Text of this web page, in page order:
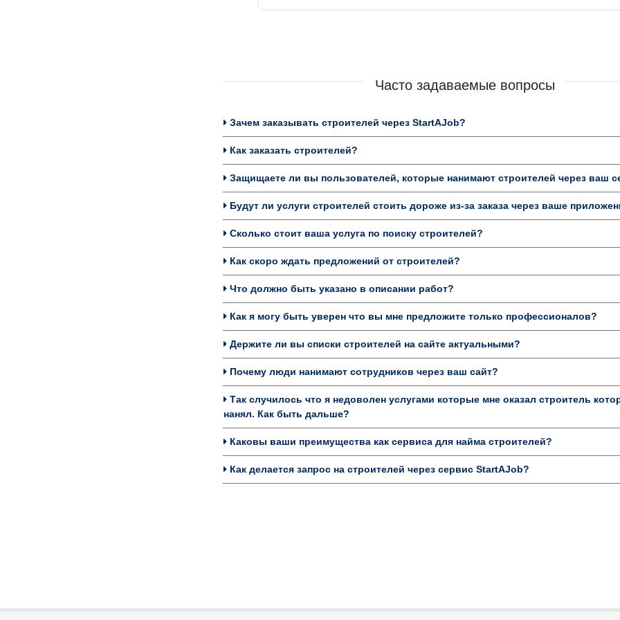
Часто задаваемые вопросы
Зачем заказывать строителей через StartAJob?
Как заказать строителей?
Защищаете ли вы пользователей, которые нанимают строителей через ваш
Будут ли услуги строителей стоить дороже из-за заказа через ваше
Сколько стоит ваша услуга по поиску строителей?
Как скоро ждать предложений от строителей?
Что должно быть указано в описании работ?
Как я могу быть уверен что вы мне предложите только профессионалов?
Держите ли вы списки строителей на сайте актуальными?
Почему люди нанимают сотрудников через ваш сайт?
Так случилось что я недоволен услугами которые мне оказал строитель
нанял. Как быть дальше?
Каковы ваши преимущества как сервиса для найма строителей?
Как делается запрос на строителей через сервис StartAJob?